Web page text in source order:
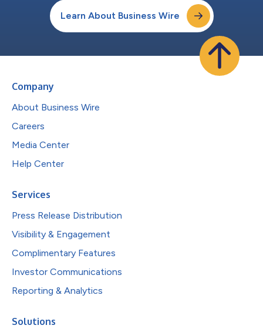
Learn About Business Wire
Company
About Business Wire
Careers
Media Center
Help Center
Services
Press Release Distribution
Visibility & Engagement
Complimentary Features
Investor Communications
Reporting & Analytics
Solutions